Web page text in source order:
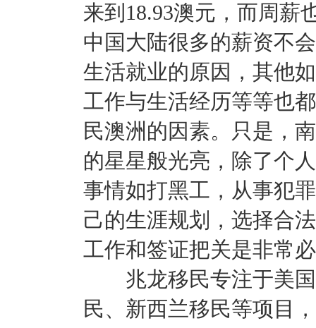
来到18.93澳元，而周薪
中国大陆很多的薪资不
生活就业的原因，其他
工作与生活经历等等也
民澳洲的因素。只是，
的星星般光亮，除了个
事情如打黑工，从事犯
己的生涯规划，选择合
工作和签证把关是非常
兆龙移民专注于美国
民、新西兰移民等项目